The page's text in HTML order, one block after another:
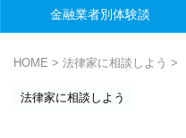
金融業者別体験談
HOME > 法律家に相談しよう >
法律家に相談しよう